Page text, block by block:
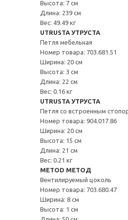
Высота: 7 см
Длина: 239 см
Вес: 49.49 кг
UTRUSTA УТРУСТА
Петля мебельная
Номер товара: 703.681.51
Ширина: 20 см
Высота: 3 см
Длина: 22 см
Вес: 0.16 кг
UTRUSTA УТРУСТА
Петля со встроенным
Номер товара: 904.017.86
Ширина: 20 см
Высота: 15 см
Длина: 21 см
Вес: 0.21 кг
METOD МЕТОД
Вентилируемый цоколь
Номер товара: 703.680.47
Ширина: 8 см
Высота: 1 см